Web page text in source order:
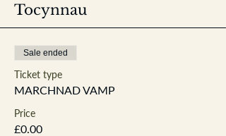
Tocynnau
Sale ended
Ticket type
MARCHNAD VAMP
Price
£0.00